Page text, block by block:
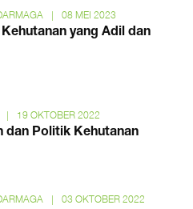
| 08 MEI 2023
yang Adil dan
| 19 OKTOBER 2022
dan Politik Kehutanan
| 03 OKTOBER 2022